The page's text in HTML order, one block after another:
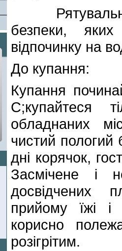
безпеки,
відпочинку на
До купання:
Купання
С;купайтеся
обладнаних
чистий пологий
дні корячок,
Засмічене і
досвідчених
прийому їжі і
корисно
розігрітим.